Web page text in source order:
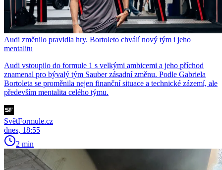
Audi změnilo pravidla hry. Bortoleto chválí nový tým i jeho
mentalitu
Audi vstoupilo do formule 1 s velkými ambicemi a jeho příchod
znamenal pro bývalý tým Sauber zásadní změnu. Podle Gabriela
Bortoleta se proměnila nejen finanční situace a technické zázemí, ale
především mentalita celého týmu.
SvětFormule.cz
dnes, 18:55
2 min